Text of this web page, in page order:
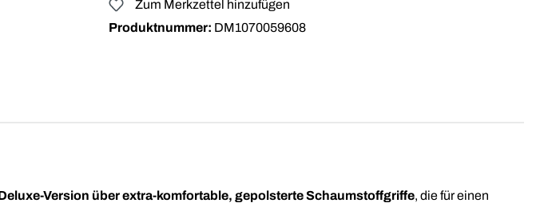
Zum Merkzettel hinzufügen
Produktnummer: DM1070059608
Version über extra-komfortable, gepolsterte Schaumstoffgriffe, die für einen